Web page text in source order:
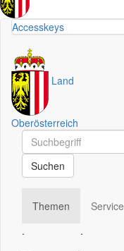
Accesskeys
Land
Oberösterreich
Schnellsuche
Schnellsuche
Suchen
Themen
.
Service
.